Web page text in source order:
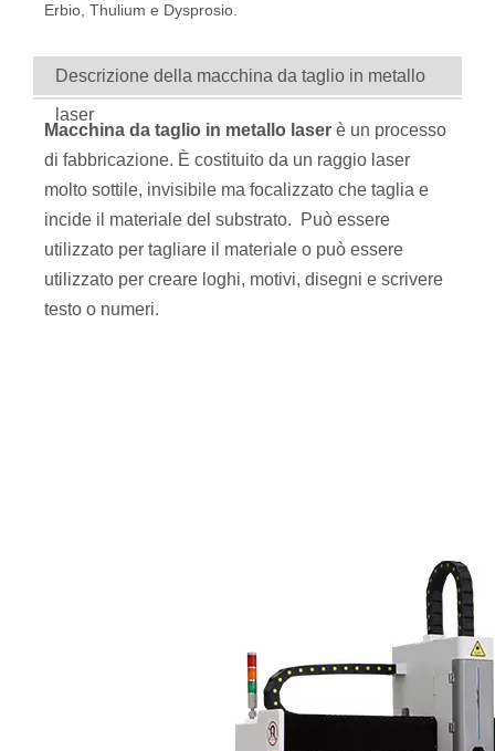
Erbio, Thulium e Dysprosio.
Descrizione della macchina da taglio in metallo
laser
Macchina da taglio in metallo laser è un processo
di fabbricazione. È costituito da un raggio laser
molto sottile, invisibile ma focalizzato che taglia e
incide il materiale del substrato. Può essere
utilizzato per tagliare il materiale o può essere
utilizzato per creare loghi, motivi, disegni e scrivere
testo o numeri.